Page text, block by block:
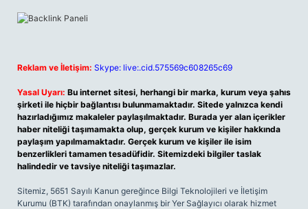
Reklam ve İletişim: Skype: live:.cid.575569c608265c69
Yasal Uyarı: Bu internet sitesi, herhangi bir marka, kurum veya şahıs
şirketi ile hiçbir bağlantısı bulunmamaktadır. Sitede yalnızca kendi
hazırladığımız makaleler paylaşılmaktadır. Burada yer alan içerikler
haber niteliği taşımamakta olup, gerçek kurum ve kişiler hakkında
paylaşım yapılmamaktadır. Gerçek kurum ve kişiler ile isim
benzerlikleri tamamen tesadüfidir. Sitemizdeki bilgiler taslak
halindedir ve tavsiye niteliği taşımazlar.
Sitemiz, 5651 Sayılı Kanun gereğince Bilgi Teknolojileri ve İletişim
Kurumu (BTK) tarafından onaylanmış bir Yer Sağlayıcı olarak hizmet